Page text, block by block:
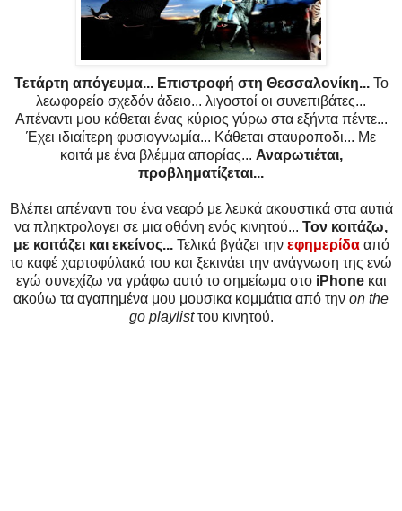
Τετάρτη απόγευμα... Επιστροφή στη Θεσσαλονίκη...Το
λεωφορείο σχεδόν άδειο... λιγοστοί οι συνεπιβάτες...
Απέναντι μου κάθεται ένας κύριος γύρω στα εξήντα πέντε...
Έχει ιδιαίτερη φυσιογνωμία... Κάθεται σταυροποδι... Με
κοιτά με ένα βλέμμα απορίας... Αναρωτιέται,
προβληματίζεται...
Βλέπει απέναντι του ένα νεαρό με λευκά ακουστικά στα αυτιά
να πληκτρολογει σε μια οθόνη ενός κινητού... Τον κοιτάζω,
με κοιτάζει και εκείνος...Τελικά βγάζει την εφημερίδα από
το καφέ χαρτοφύλακά του και ξεκινάει την ανάγνωση της ενώ
εγώ συνεχίζω να γράφω αυτό το σημείωμα στο iPhone και
ακούω τα αγαπημένα μου μουσικα κομμάτια από την on the
go playlistτου κινητού.